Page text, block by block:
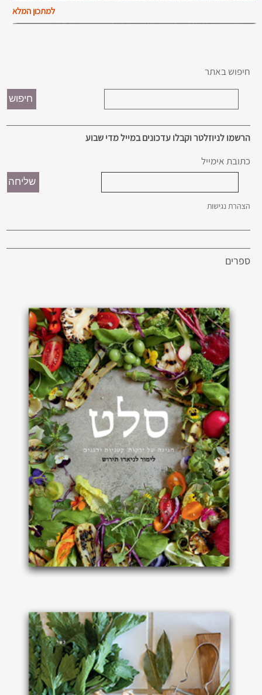
למתכון המלא
חיפוש באתר
הרשמו לניוזלטר וקבלו עדכונים במייל מדי שבוע
כתובת אימייל
הצהרת נגישות
ספרים